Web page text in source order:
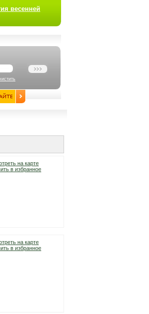
весенней
на карте
в избранное
на карте
в избранное